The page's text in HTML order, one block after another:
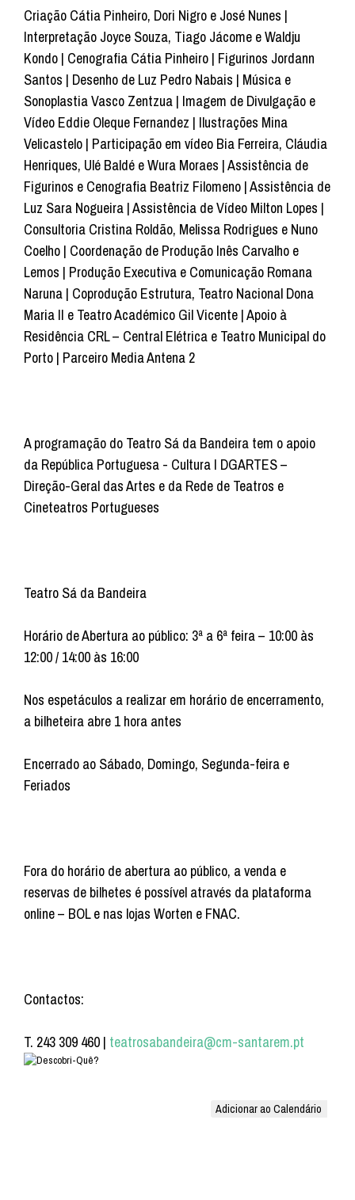
Criação Cátia Pinheiro, Dori Nigro e José Nunes |
Interpretação Joyce Souza, Tiago Jácome e Waldju
Kondo | Cenografia Cátia Pinheiro | Figurinos Jordann
Santos | Desenho de Luz Pedro Nabais | Música e
Sonoplastia Vasco Zentzua | Imagem de Divulgação e
Vídeo Eddie Oleque Fernandez | Ilustrações Mina
Velicastelo | Participação em vídeo Bia Ferreira, Cláudia
Henriques, Ulé Baldé e Wura Moraes | Assistência de
Figurinos e Cenografia Beatriz Filomeno | Assistência de
Luz Sara Nogueira | Assistência de Vídeo Milton Lopes |
Consultoria Cristina Roldão, Melissa Rodrigues e Nuno
Coelho | Coordenação de Produção Inês Carvalho e
Lemos | Produção Executiva e Comunicação Romana
Naruna | Coprodução Estrutura, Teatro Nacional Dona
Maria II e Teatro Académico Gil Vicente | Apoio à
Residência CRL – Central Elétrica e Teatro Municipal do
Porto | Parceiro Media Antena 2
A programação do Teatro Sá da Bandeira tem o apoio
da República Portuguesa - Cultura I DGARTES –
Direção-Geral das Artes e da Rede de Teatros e
Cineteatros Portugueses
Teatro Sá da Bandeira
Horário de Abertura ao público: 3ª a 6ª feira – 10:00 às
12:00 / 14:00 às 16:00
Nos espetáculos a realizar em horário de encerramento,
a bilheteira abre 1 hora antes
Encerrado ao Sábado, Domingo, Segunda-feira e
Feriados
Fora do horário de abertura ao público, a venda e
reservas de bilhetes é possível através da plataforma
online – BOL e nas lojas Worten e FNAC.
Contactos:
T. 243 309 460 | teatrosabandeira@cm-santarem.pt
Adicionar ao Calendário